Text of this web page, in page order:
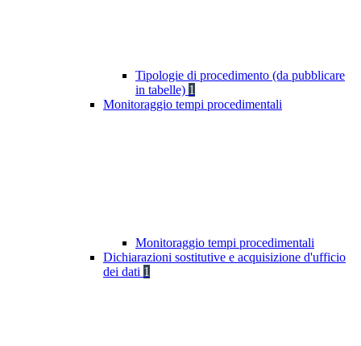
Tipologie di procedimento (da pubblicare
in tabelle) 1
Monitoraggio tempi procedimentali
Monitoraggio tempi procedimentali
Dichiarazioni sostitutive e acquisizione d'ufficio
dei dati 1